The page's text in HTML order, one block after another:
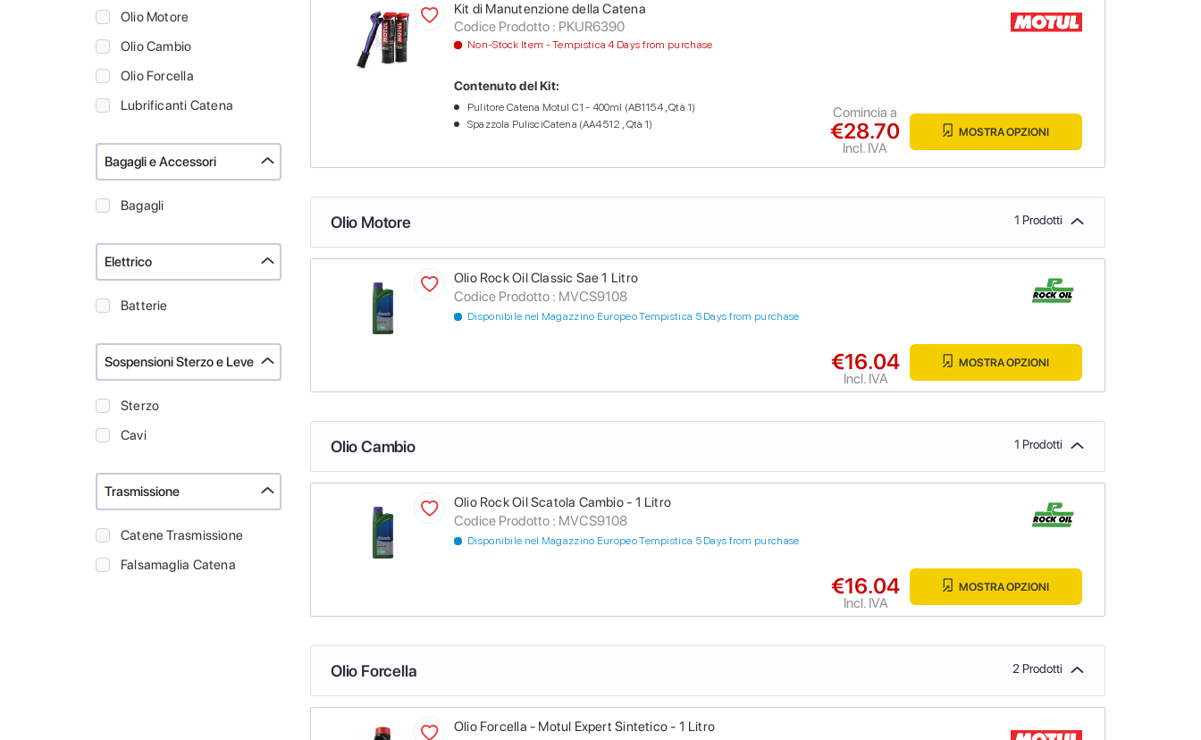
Olio Motore
Olio Cambio
Olio Forcella
Lubrificanti Catena
Bagagli e Accessori
Bagagli
Elettrico
Batterie
Sospensioni Sterzo e Leve
Sterzo
Cavi
Trasmissione
Catene Trasmissione
Falsamaglia Catena
Kit di Manutenzione della Catena
Codice Prodotto : PKUR6390
Non-Stock Item - Tempistica 4 Days from purchase
Contenuto del Kit:
Pulitore Catena Motul C1 - 400ml (AB1154 , Qtà 1)
Spazzola PulisciCatena (AA4512 , Qtà 1)
€28.70
Incl. IVA
Comincia a
MOSTRA OPZIONI
Olio Motore 1 Prodotti
Olio Rock Oil Classic Sae 1 Litro
Codice Prodotto : MVCS9108
Disponibile nel Magazzino Europeo Tempistica 5 Days from purchase
€16.04
Incl. IVA
MOSTRA OPZIONI
Olio Cambio 1 Prodotti
Olio Rock Oil Scatola Cambio - 1 Litro
Codice Prodotto : MVCS9108
Disponibile nel Magazzino Europeo Tempistica 5 Days from purchase
€16.04
Incl. IVA
MOSTRA OPZIONI
Olio Forcella 2 Prodotti
Olio Forcella - Motul Expert Sintetico - 1 Litro